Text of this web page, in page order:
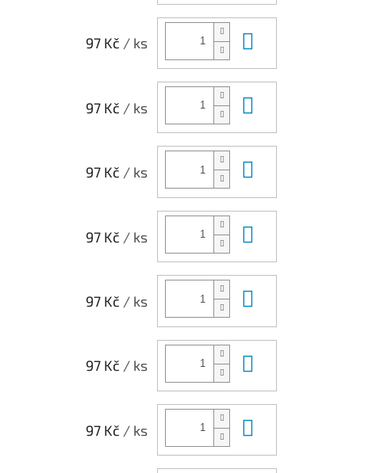
97 Kč / ks
97 Kč / ks
97 Kč / ks
97 Kč / ks
97 Kč / ks
97 Kč / ks
97 Kč / ks